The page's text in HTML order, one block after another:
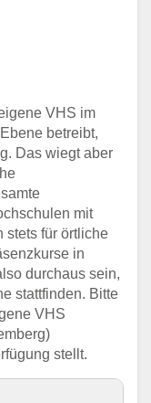
VHS im
betreibt,
Das wiegt aber
mit
stets für örtliche
in
durchaus sein,
stattfinden. Bitte
VHS
stellt.